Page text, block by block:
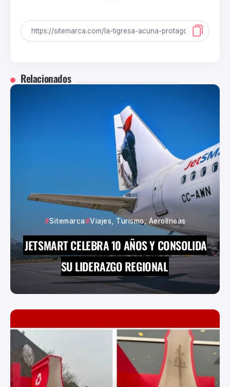
Relacionados
Sitemarca Viajes, Turismo, Aerolíneas
JETSMART CELEBRA 10 AÑOS Y CONSOLIDA
SU LIDERAZGO REGIONAL